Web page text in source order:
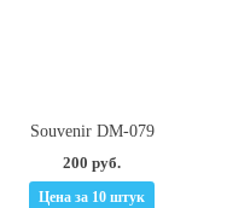
Souvenir DM-079
200 руб.
Цена за 10 штук